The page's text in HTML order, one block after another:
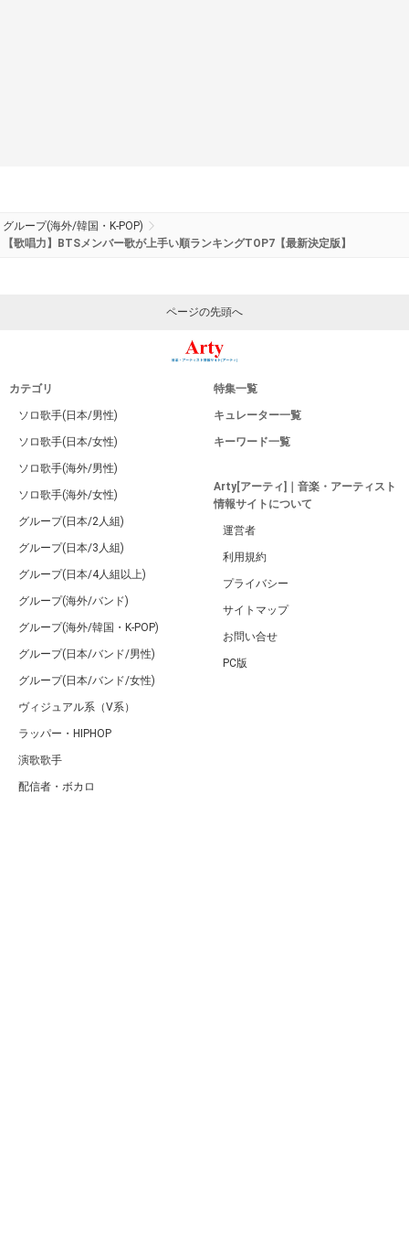
グループ(海外/韓国・K-POP)
【歌唱力】BTSメンバー歌が上手い順ランキングTOP7【最新決定版】
ページの先頭へ
カテゴリ
ソロ歌手(日本/男性)
ソロ歌手(日本/女性)
ソロ歌手(海外/男性)
ソロ歌手(海外/女性)
グループ(日本/2人組)
グループ(日本/3人組)
グループ(日本/4人組以上)
グループ(海外/バンド)
グループ(海外/韓国・K-POP)
グループ(日本/バンド/男性)
グループ(日本/バンド/女性)
ヴィジュアル系（V系）
ラッパー・HIPHOP
演歌歌手
配信者・ボカロ
特集一覧
キュレーター一覧
キーワード一覧
Arty[アーティ]｜音楽・アーティスト
情報サイトについて
運営者
利用規約
プライバシー
サイトマップ
お問い合せ
PC版